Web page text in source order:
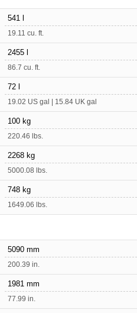
541 l
19.11 cu. ft.
2455 l
86.7 cu. ft.
72 l
19.02 US gal | 15.84 UK gal
100 kg
220.46 lbs.
2268 kg
5000.08 lbs.
748 kg
1649.06 lbs.
5090 mm
200.39 in.
1981 mm
77.99 in.